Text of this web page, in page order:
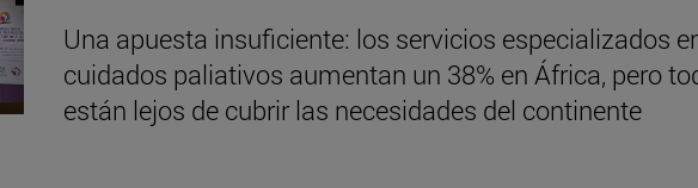
Una apuesta insuficiente: los servicios especializados
cuidados paliativos aumentan un 38% en África, pero
están lejos de cubrir las necesidades del continente